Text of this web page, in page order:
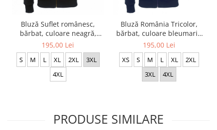
Bluză Suflet românesc,
bărbat, culoare neagră,
CH13
195,00 Lei
S M L XL 2XL
3XL
4XL
Bluză România Tricolor,
bărbat, culoare bleumarin
CH22
195,00 Lei
XS S M L XL
2XL
3XL
4XL
PRODUSE SIMILARE